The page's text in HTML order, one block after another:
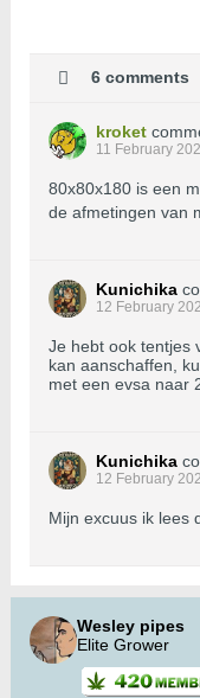
6 comments
kroket
11 February
80x80x180 is een
de afmetingen van
Kunichika
12 February
Je hebt ook tentjes
kan aanschaffen,
met een evsa naar
Kunichika
12 February
Mijn excuus ik lees
Wesley pipes
Elite Grower